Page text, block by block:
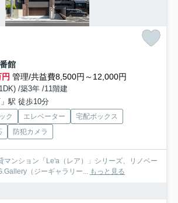
館
管理/共益費8,500円～12,000円
/築3年 /11階建
駅 徒歩10分
ク エレベーター
宅配ボックス
防犯カメラ
マンション「Le'a（レア）」シリーズ、リノベー
（ジーギャラリー... もっと見る